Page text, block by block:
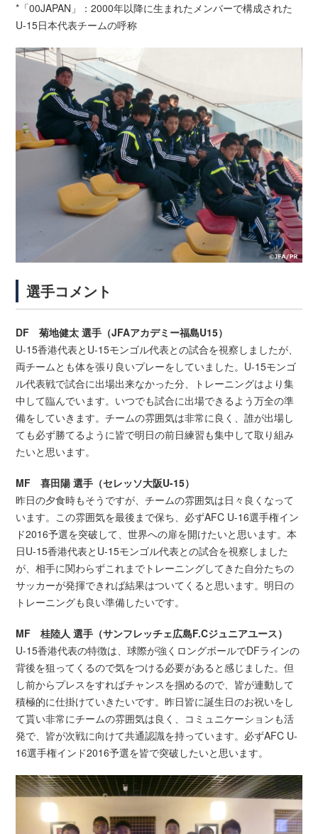
*「00JAPAN」：2000年以降に生まれたメンバーで構成された
U-15日本代表チームの呼称
選手コメント
DF 菊地健太 選手（JFAアカデミー福島U15）
U-15香港代表とU-15モンゴル代表との試合を視察しましたが、
両チームとも体を張り良いプレーをしていました。U-15モンゴ
ル代表戦で試合に出場出来なかった分、トレーニングはより集
中して臨んでいます。いつでも試合に出場できるよう万全の準
備をしていきます。チームの雰囲気は非常に良く、誰が出場し
ても必ず勝てるように皆で明日の前日練習も集中して取り組み
たいと思います。
MF 喜田陽 選手（セレッソ大阪U-15）
昨日の夕食時もそうですが、チームの雰囲気は日々良くなって
います。この雰囲気を最後まで保ち、必ずAFC U-16選手権イン
ド2016予選を突破して、世界への扉を開けたいと思います。本
日U-15香港代表とU-15モンゴル代表との試合を視察しました
が、相手に関わらずこれまでトレーニングしてきた自分たちの
サッカーが発揮できれば結果はついてくると思います。明日の
トレーニングも良い準備したいです。
MF 桂陸人 選手（サンフレッチェ広島F.Cジュニアユース）
U-15香港代表の特徴は、球際が強くロングボールでDFラインの
背後を狙ってくるので気をつける必要があると感じました。但
し前からプレスをすればチャンスを掴めるので、皆が連動して
積極的に仕掛けていきたいです。昨日皆に誕生日のお祝いをし
て貰い非常にチームの雰囲気は良く、コミュニケーションも活
発で、皆が次戦に向けて共通認識を持っています。必ずAFC U-
16選手権インド2016予選を皆で突破したいと思います。